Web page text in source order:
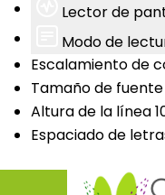
Lector de
Modo de
Escalamiento de
Tamaño de fuente
Altura de la línea
Espaciado de